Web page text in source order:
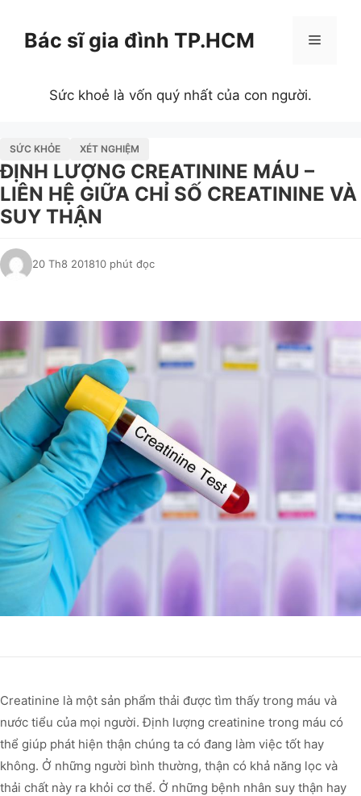
Bác sĩ gia đình TP.HCM Menu
Sức khoẻ là vốn quý nhất của con người.
SỨC KHỎE XÉT NGHIỆM
ĐỊNH LƯỢNG CREATININE MÁU –
LIÊN HỆ GIỮA CHỈ SỐ CREATININE VÀ
SUY THẬN
20 Th8 201810 phút đọc
Creatinine là một sản phẩm thải được tìm thấy trong máu và
nước tiểu của mọi người. Định lượng creatinine trong máu có
thể giúp phát hiện thận chúng ta có đang làm việc tốt hay
không. Ở những người bình thường, thận có khả năng lọc và
thải chất này ra khỏi cơ thể. Ở những bệnh nhân suy thận hay